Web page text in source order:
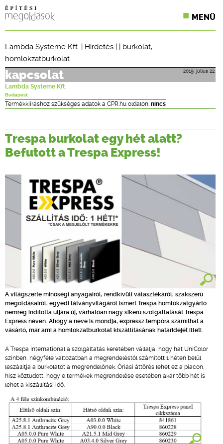
MENÜ
CPR TERMÉKKIÍRÁS
ÉPÍTÉSI JOG
ONLINE KÉPZÉSEK
TERVEZÉSI SEGÉDLETEK
Lambda Systeme Kft. | Hirdetés | | burkolat,
homlokzatburkolat
2019. július 22.
kapcsolat
Lambda Systeme Kft.
Budapest
Termékkiíráshoz szükséges adatok a CPR.hu oldalon: nincs
Trespa burkolat egy hét alatt?
Befutott a Trespa Express!
A világszerte minőségi anyagairól, rendkívüli választékáról, szakszerű
megoldásairól, egyedi látványvilágáról ismert Trespa homlokzatgyártó
nemrég indította útjára új, várhatóan nagy sikerű szolgáltatását Trespa
Express néven. Ahogy a neve is mondja, expressz tempóra számíthat a
vásárló, már ami a homlokzatburkolat kiszállításának határidejét illeti.
A Trespa International a szolgáltatás keretében vállalja, hogy hat UniColor
színben, négyféle változatban a megrendeléstől számított 1 héten belül
leszállítja a burkolatot a megrendelőnek. Óriási áttörés lehet ez a piacon,
hisz köztudott, hogy e termékek megrendelése esetében akár több hét is
lehet a kiszállítási idő.